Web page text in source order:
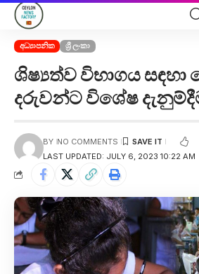
අධ්‍යාපනික ශ්‍රී ලංකා
ශිෂ්‍යත්ව විභාගය
දරුවන්ට විශේෂ
LAST UPDATED: JULY 6, 2023 10:22 AM
BY NO COMMENTS